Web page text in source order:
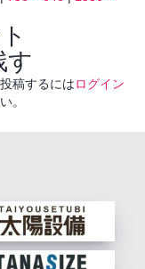
す
稿するにはログイン
。